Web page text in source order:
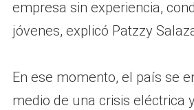
empresa sin experiencia,
jóvenes, explicó Patzzy
En ese momento, el país se
medio de una crisis eléctrica